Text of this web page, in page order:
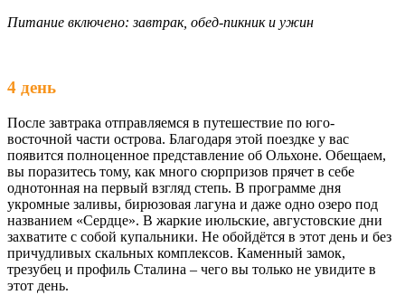
Питание включено: завтрак, обед-пикник и ужин
4 день
После завтрака отправляемся в путешествие по юго-
восточной части острова. Благодаря этой поездке у вас
появится полноценное представление об Ольхоне. Обещаем,
вы поразитесь тому, как много сюрпризов прячет в себе
однотонная на первый взгляд степь. В программе дня
укромные заливы, бирюзовая лагуна и даже одно озеро под
названием «Сердце». В жаркие июльские, августовские дни
захватите с собой купальники. Не обойдётся в этот день и без
причудливых скальных комплексов. Каменный замок,
трезубец и профиль Сталина – чего вы только не увидите в
этот день.